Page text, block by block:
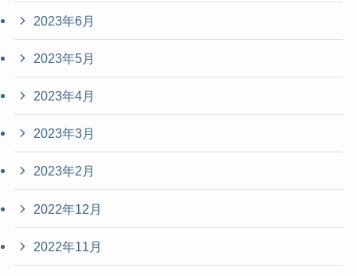
2023年6月
2023年5月
2023年4月
2023年3月
2023年2月
2022年12月
2022年11月